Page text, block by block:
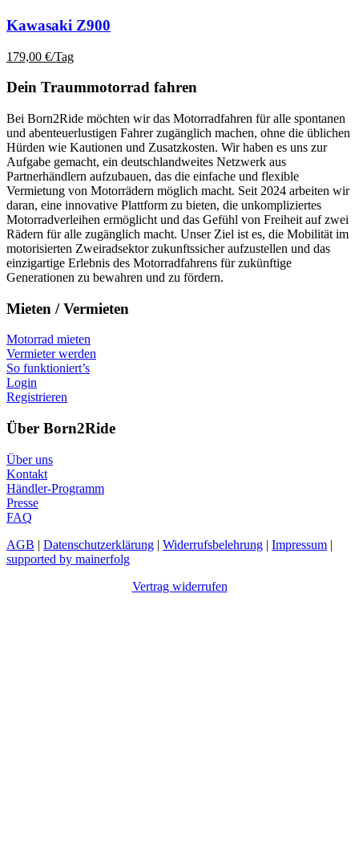
Kawasaki Z900
179,00 €/Tag
Dein Traummotorrad fahren
Bei Born2Ride möchten wir das Motorradfahren für alle spontanen
und abenteuerlustigen Fahrer zugänglich machen, ohne die üblichen
Hürden wie Kautionen und Zusatzkosten. Wir haben es uns zur
Aufgabe gemacht, ein deutschlandweites Netzwerk aus
Partnerhändlern aufzubauen, das die einfache und flexible
Vermietung von Motorrädern möglich macht. Seit 2024 arbeiten wir
daran, eine innovative Plattform zu bieten, die unkompliziertes
Motorradverleihen ermöglicht und das Gefühl von Freiheit auf zwei
Rädern für alle zugänglich macht. Unser Ziel ist es, die Mobilität im
motorisierten Zweiradsektor zukunftssicher aufzustellen und das
einzigartige Erlebnis des Motorradfahrens für zukünftige
Generationen zu bewahren und zu fördern.
Mieten / Vermieten
Motorrad mieten
Vermieter werden
So funktioniert’s
Login
Registrieren
Über Born2Ride
Über uns
Kontakt
Händler-Programm
Presse
FAQ
AGB | Datenschutzerklärung | Widerrufsbelehrung | Impressum |
supported by mainerfolg
Vertrag widerrufen